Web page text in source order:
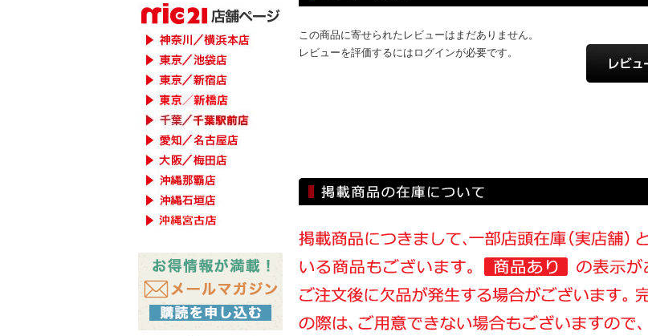
この商品に寄せられたレビューはまだありません。
レビューを評価するにはログインが必要です。